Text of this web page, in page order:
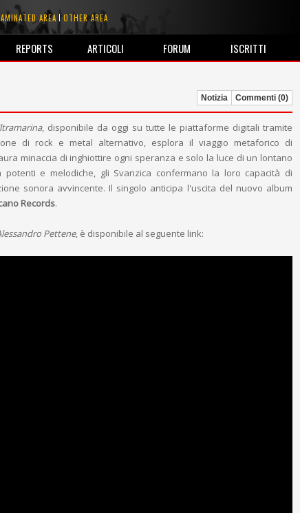
AREA OTHER AREA
REPORTS ARTICOLI FORUM ISCRITTI
Notizia Commenti (0)
, disponibile da oggi su tutte le piattaforme digitali tramite
di rock e metal alternativo, esplora il viaggio metaforico di
minaccia di inghiottire ogni speranza e solo la luce di un lontano
e melodiche, gli Svanzica confermano la loro capacità di
sonora avvincente. Il singolo anticipa l'uscita del nuovo album
Records.
Pettene, è disponibile al seguente link: